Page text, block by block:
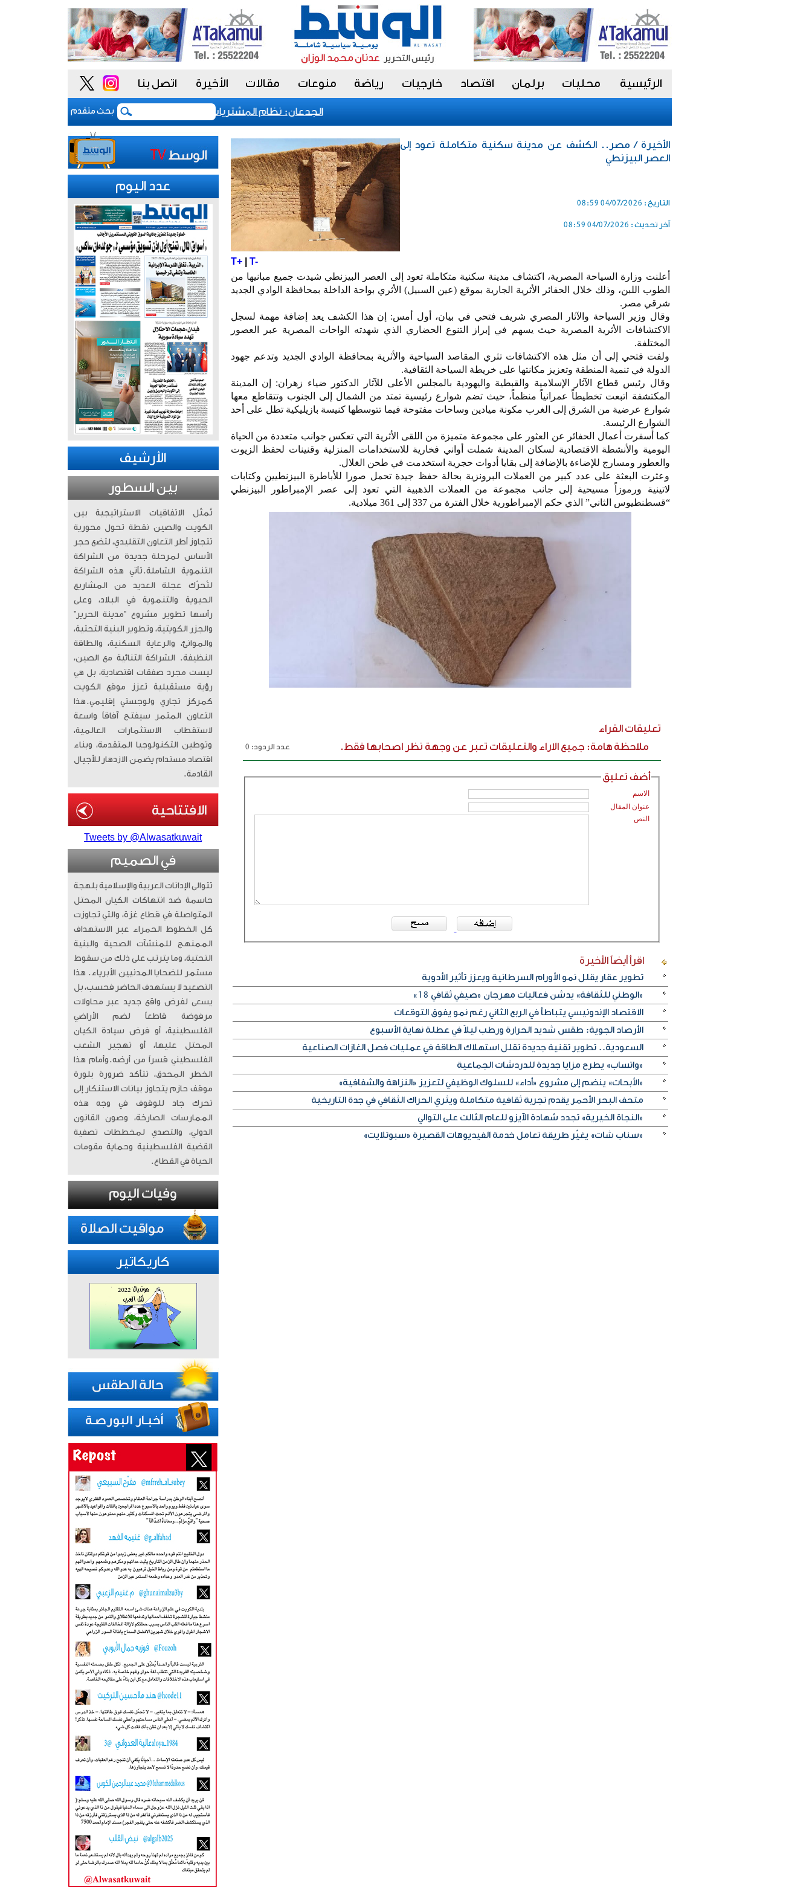
الرئيسية محليات برلمان اقتصاد خارجيات رياضة منوعات مقالات الأخيرة اتصل بنا
بحث متقدم
الجدعان: نظام المشتريات يمنح الحكومة السعودية أدوات أكثر مرونة
الأخيرة / مصر.. الكشف عن مدينة سكنية متكاملة تعود إلى
العصر البيزنطي
التاريخ : 04/07/2026 08:59
آخر تحديث : 04/07/2026 08:59
T+| T-
أعلنت وزارة السياحة المصرية، اكتشاف مدينة سكنية متكاملة تعود إلى العصر البيزنطي شيدت جميع مبانيها من
الطوب اللبن، وذلك خلال الحفائر الأثرية الجارية بموقع (عين السبيل) الأثري بواحة الداخلة بمحافظة الوادي الجديد
شرقي مصر.
وقال وزير السياحة والآثار المصري شريف فتحي في بيان، أول أمس: إن هذا الكشف يعد إضافة مهمة لسجل
الاكتشافات الأثرية المصرية حيث يسهم في إبراز التنوع الحضاري الذي شهدته الواحات المصرية عبر العصور
المختلفة.
ولفت فتحي إلى أن مثل هذه الاكتشافات تثري المقاصد السياحية والأثرية بمحافظة الوادي الجديد وتدعم جهود
الدولة في تنمية المنطقة وتعزيز مكانتها على خريطة السياحة الثقافية.
وقال رئيس قطاع الآثار الإسلامية والقبطية واليهودية بالمجلس الأعلى للآثار الدكتور ضياء زهران: إن المدينة
المكتشفة اتبعت تخطيطاً عمرانياً منظماً، حيث تضم شوارع رئيسية تمتد من الشمال إلى الجنوب وتتقاطع معها
شوارع عرضية من الشرق إلى الغرب مكونة ميادين وساحات مفتوحة فيما تتوسطها كنيسة بازيليكية تطل على أحد
الشوارع الرئيسة.
كما أسفرت أعمال الحفائر عن العثور على مجموعة متميزة من اللقى الأثرية التي تعكس جوانب متعددة من الحياة
اليومية والأنشطة الاقتصادية لسكان المدينة شملت أواني فخارية للاستخدامات المنزلية وقنينات لحفظ الزيوت
والعطور ومسارج للإضاءة بالإضافة إلى بقايا أدوات حجرية استخدمت في طحن الغلال.
وعثرت البعثة على عدد كبير من العملات البرونزية بحالة حفظ جيدة تحمل صورا للأباطرة البيزنطيين وكتابات
لاتينية ورموزاً مسيحية إلى جانب مجموعة من العملات الذهبية التي تعود إلى عصر الإمبراطور البيزنطي
“قسطنطيوس الثاني” الذي حكم الإمبراطورية خلال الفترة من 337 إلى 361 ميلادية.
تعليقات القراء
ملاحظة هامة: جميع الاراء والتعليقات تعبر عن وجهة نظر اصحابها فقط.
عدد الردود: 0
أضف تعليق
الاسم
عنوان المقال
النص
اقرأ أيضاًالأخيرة
تطوير عقار يقلل نمو الأورام السرطانية ويعزز تأثير الأدوية
«الوطني للثقافة» يدشن فعاليات مهرجان «صيفي ثقافي 18»
الاقتصاد الإندونيسي يتباطأ في الربع الثاني رغم نمو يفوق التوقعات
الأرصاد الجوية: طقس شديد الحرارة ورطب ليلاً في عطلة نهاية الأسبوع
السعودية.. تطوير تقنية جديدة تقلل استهلاك الطاقة في عمليات فصل الغازات الصناعية
«واتساب» يطرح مزايا جديدة للدردشات الجماعية
«الأبحاث» ينضم إلى مشروع «أداء» للسلوك الوظيفي لتعزيز «النزاهة والشفافية»
متحف البحر الأحمر يقدم تجربة ثقافية متكاملة ويثري الحراك الثقافي في جدة التاريخية
«النجاة الخيرية» تجدد شهادة الآيزو للعام الثالث على التوالي
«سناب شات» يغيّر طريقة تعامل خدمة الفيديوهات القصيرة «سبوتلايت»
عدد اليوم
الأرشيف
بين السطور
تُمثّل الاتفاقيات الاستراتيجية بين
الكويت والصين نقطة تحول محورية
تتجاوز أطر التعاون التقليدي، لتضع حجر
الأساس لمرحلة جديدة من الشراكة
التنموية الشاملة. ​تأتي هذه الشراكة
لتُحرّك عجلة العديد من المشاريع
الحيوية والتنموية في البلاد، وعلى
رأسها تطوير مشروع “مدينة الحرير”
والجزر الكويتية، وتطوير البنية التحتية،
والموانئ، والرعاية السكنية، والطاقة
النظيفة. الشراكة الثنائية مع الصين،
ليست مجرد صفقات اقتصادية، بل هي
رؤية مستقبلية تعزز موقع الكويت
كمركز تجاري ولوجستي إقليمي. ​هذا
التعاون المثمر سيفتح آفاقاً واسعة
لاستقطاب الاستثمارات العالمية،
وتوطين التكنولوجيا المتقدمة، وبناء
اقتصاد مستدام يضمن الازدهار للأجيال
القادمة.
Tweets by @Alwasatkuwait
في الصميم
تتوالى الإدانات العربية والإسلامية بلهجة
حاسمة ضد انتهاكات الكيان المحتل
المتواصلة في قطاع غزة، والتي تجاوزت
كل الخطوط الحمراء عبر الاستهداف
الممنهج للمنشآت الصحية والبنية
التحتية، وما يترتب على ذلك من سقوط
مستمر للضحايا المدنيين الأبرياء. ​ هذا
التصعيد لا يستهدف الحاضر فحسب، بل
يسعى لفرض واقع جديد عبر محاولات
مرفوضة قاطعاً لضم الأراضي
الفلسطينية، أو فرض سيادة الكيان
المحتل عليها، أو تهجير الشعب
الفلسطيني قسراً من أرضه. ​وأمام هذا
الخطر المحدق، تتأكد ضرورة بلورة
موقف حازم يتجاوز بيانات الاستنكار إلى
تحرك جاد للوقوف في وجه هذه
الممارسات الصارخة، وصون القانون
الدولي، والتصدي لمخططات تصفية
القضية الفلسطينية وحماية مقومات
الحياة في القطاع.
كاريكاتير